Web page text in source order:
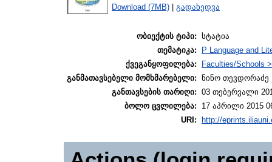
Download (7MB) | გადახედვა
ობიექტის ტიპი: სტატია
თემატიკა:
P Language and
ქვეგანყოფილება:
Faculties/Schools
განმათავსებელი მომხმარებელი: ნინო თევდორაძე
განთავსების თარიღი: 03 თებერვალი
ბოლო ცვლილება:
17 აპრილი 2015
URI:
http://